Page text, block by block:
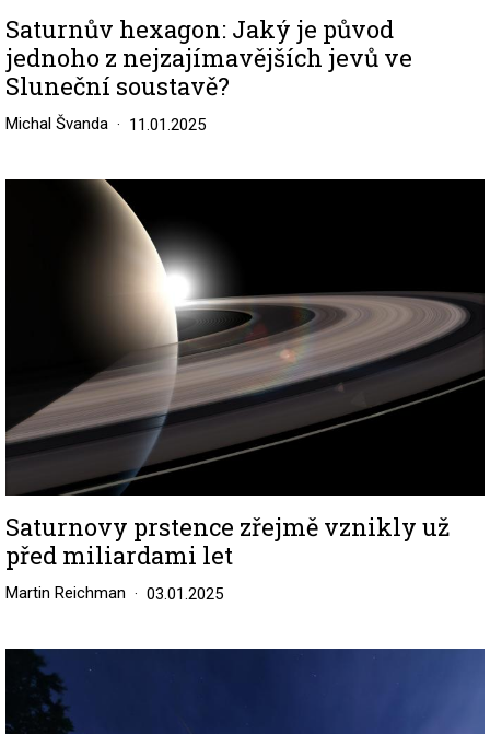
Saturnův hexagon: Jaký je původ
jednoho z nejzajímavějších jevů ve
Sluneční soustavě?
Michal Švanda 11.01.2025
Saturnovy prstence zřejmě vznikly už
před miliardami let
Martin Reichman 03.01.2025
Image